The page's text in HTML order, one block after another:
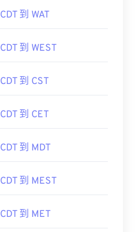
CDT 到 WAT
CDT 到 WEST
CDT 到 CST
CDT 到 CET
CDT 到 MDT
CDT 到 MEST
CDT 到 MET